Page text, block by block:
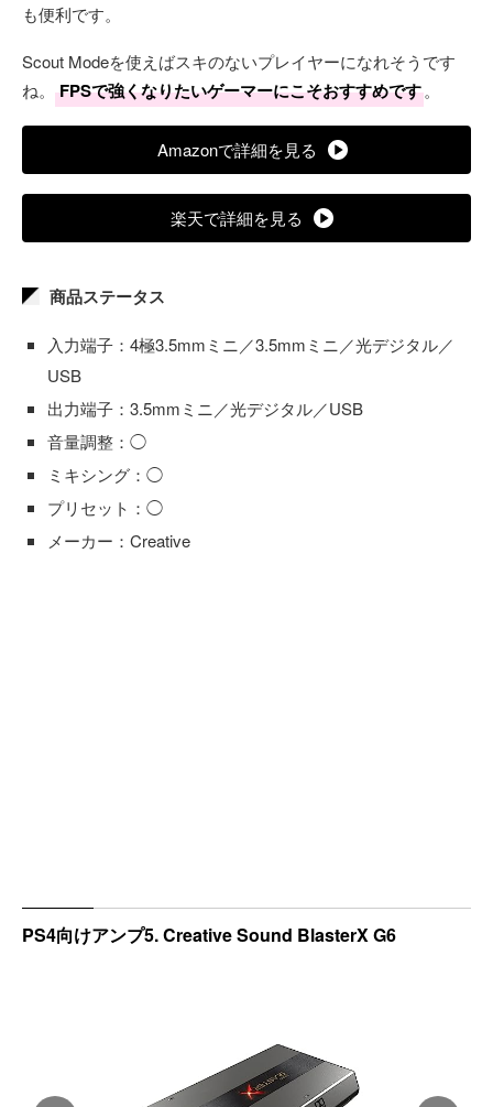
も便利です。
Scout Modeを使えばスキのないプレイヤーになれそうです
ね。
FPSで強くなりたいゲーマーにこそおすすめです。
Amazonで詳細を見る
楽天で詳細を見る
商品ステータス
入力端子：4極3.5mmミニ／3.5mmミニ／光デジタル／
USB
出力端子：3.5mmミニ／光デジタル／USB
音量調整：◯
ミキシング：◯
プリセット：◯
メーカー：Creative
PS4向けアンプ5. Creative Sound BlasterX G6